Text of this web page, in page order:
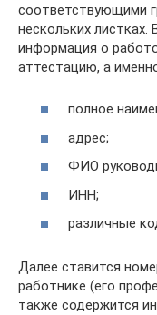
соответствующими
нескольких листках.
информация о
аттестацию, а
полное
адрес;
ФИО
ИНН;
различные
Далее ставится
работнике (его
также содержится